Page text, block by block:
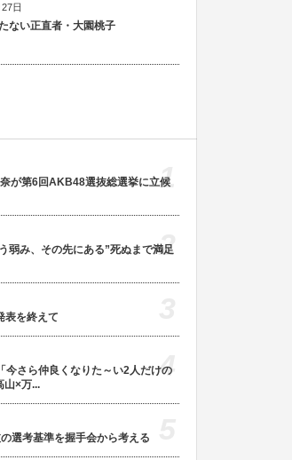
日
ない正直者・大園桃子
が第6回AKB48選抜総選挙に立候
1
弱み、その先にある”死ぬまで満足
2
表を終えて
今さら仲良くなりた～い2人だけの
×万...
4
選考基準を握手会から考える